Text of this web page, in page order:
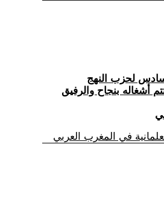
لحزب النهج
أشغاله بنجاح والرفيق
في المغرب العربي